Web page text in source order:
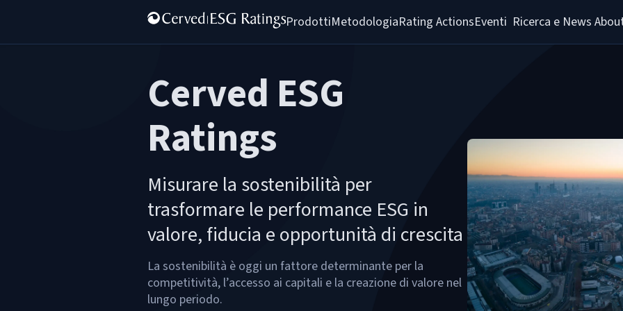
ProdottiMetodologiaRating ActionsEventi  Ricerca e News
Cerved ESG
Ratings
Misurare la sostenibilità per
trasformare le performance ESG in
valore, fiducia e opportunità di crescita
La sostenibilità è oggi un fattore determinante per la
competitività, l’accesso ai capitali e la creazione di valore nel
lungo periodo.